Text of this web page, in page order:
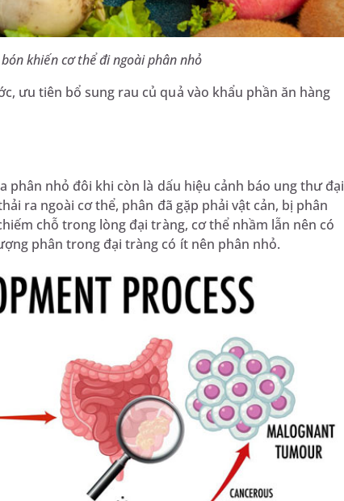
khiến cơ thể đi ngoài phân nhỏ
ưu tiên bổ sung rau củ quả vào khẩu phần ăn hàng
phân nhỏ đôi khi còn là dấu hiệu cảnh báo ung thư đại
ra ngoài cơ thể, phân đã gặp phải vật cản, bị phân
chỗ trong lòng đại tràng, cơ thể nhầm lẫn nên có
phân trong đại tràng có ít nên phân nhỏ.